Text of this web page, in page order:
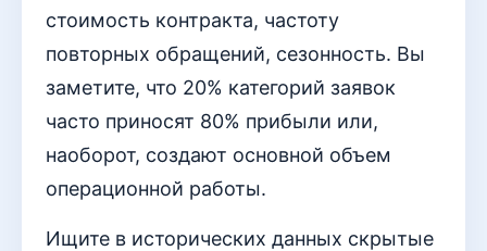
стоимость контракта, частоту
повторных обращений, сезонность. Вы
заметите, что 20% категорий заявок
часто приносят 80% прибыли или,
наоборот, создают основной объем
операционной работы.
Ищите в исторических данных скрытые